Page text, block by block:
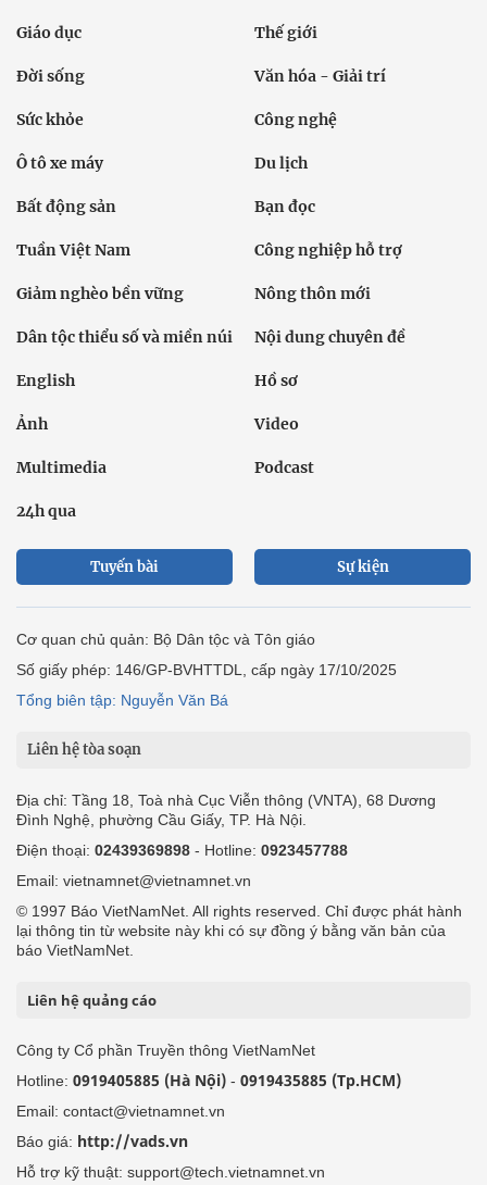
Giáo dục Thế giới
Đời sống Văn hóa - Giải trí
Sức khỏe Công nghệ
Ô tô xe máy Du lịch
Bất động sản Bạn đọc
Tuần Việt Nam Công nghiệp hỗ trợ
Giảm nghèo bền vững Nông thôn mới
Dân tộc thiểu số và miền núi Nội dung chuyên đề
English Hồ sơ
Ảnh Video
Multimedia Podcast
24h qua
Tuyến bài Sự kiện
Cơ quan chủ quản: Bộ Dân tộc và Tôn giáo
Số giấy phép: 146/GP-BVHTTDL, cấp ngày 17/10/2025
Tổng biên tập: Nguyễn Văn Bá
Liên hệ tòa soạn
Địa chỉ: Tầng 18, Toà nhà Cục Viễn thông (VNTA), 68 Dương
Đình Nghệ, phường Cầu Giấy, TP. Hà Nội.
Điện thoại: 02439369898 - Hotline: 0923457788
Email: vietnamnet@vietnamnet.vn
© 1997 Báo VietNamNet. All rights reserved. Chỉ được phát hành
lại thông tin từ website này khi có sự đồng ý bằng văn bản của
báo VietNamNet.
Liên hệ quảng cáo
Công ty Cổ phần Truyền thông VietNamNet
Hotline: 0919405885 (Hà Nội) - 0919435885 (Tp.HCM)
Email: contact@vietnamnet.vn
Báo giá: http://vads.vn
Hỗ trợ kỹ thuật: support@tech.vietnamnet.vn